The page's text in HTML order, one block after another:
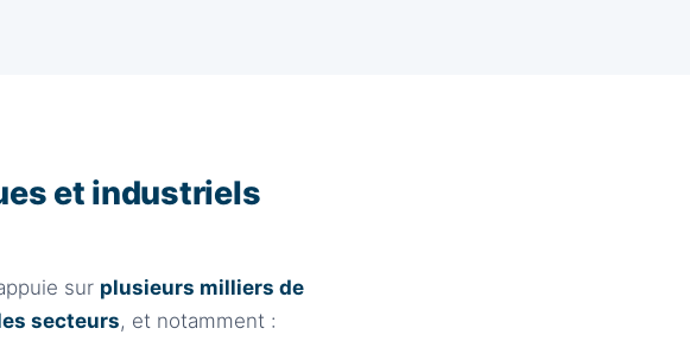
et industriels
sur plusieurs milliers de
secteurs, et notamment :